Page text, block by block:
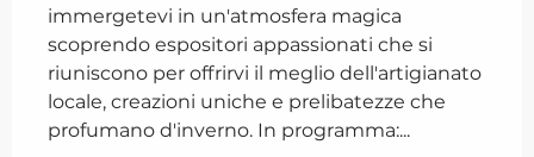
immergetevi in un'atmosfera magica
scoprendo espositori appassionati che si
riuniscono per offrirvi il meglio dell'artigianato
locale, creazioni uniche e prelibatezze che
profumano d'inverno. In programma:...